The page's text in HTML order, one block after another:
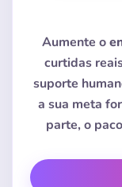
Aumente o
curtidas
suporte
a sua meta for
parte, o